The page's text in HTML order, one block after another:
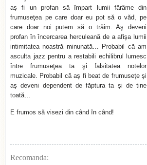
aş fi un profan să împart lumii fărâme din
frumuseţea pe care doar eu pot să o văd, pe
care doar noi putem să o trăim. Aş deveni
profan în încercarea herculeană de a afişa lumii
intimitatea noastră minunată… Probabil că am
asculta jazz pentru a restabili echilibrul lumesc
între frumuseţea ta şi falsitatea notelor
muzicale. Probabil că aş fi beat de frumuseţe şi
aş deveni dependent de făptura ta şi de tine
toată…
E frumos să visezi din când în când!
Recomanda: